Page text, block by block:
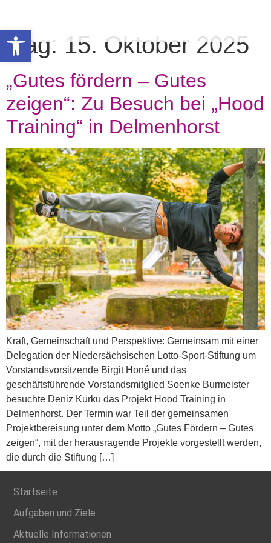
Werkzeugleiste öffnen
Tag: 15. Oktober 2025
„Gutes fördern – Gutes
zeigen“: Zu Besuch bei „Hood
Training“ in Delmenhorst
Kraft, Gemeinschaft und Perspektive: Gemeinsam mit einer
Delegation der Niedersächsischen Lotto-Sport-Stiftung um
Vorstandsvorsitzende Birgit Honé und das
geschäftsführende Vorstandsmitglied Soenke Burmeister
besuchte Deniz Kurku das Projekt Hood Training in
Delmenhorst. Der Termin war Teil der gemeinsamen
Projektbereisung unter dem Motto „Gutes Fördern – Gutes
zeigen“, mit der herausragende Projekte vorgestellt werden,
die durch die Stiftung […]
Startseite
Aufgaben und Ziele
Aktuelle Informationen